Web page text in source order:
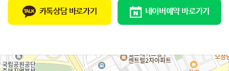
카톡상담 바로가기 네이버예약 바로가기